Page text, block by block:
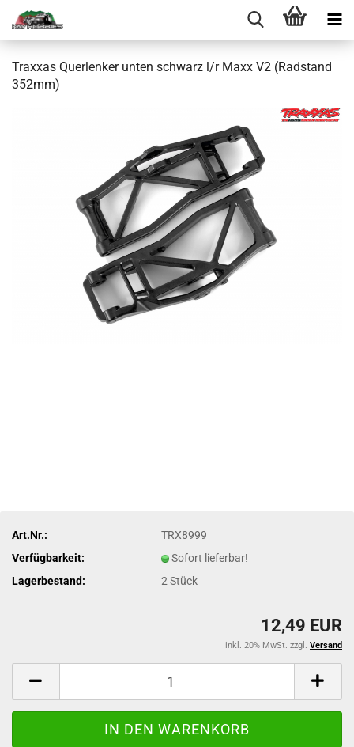
Traxxas Querlenker unten schwarz l/r Maxx V2 (Radstand
352mm)
Art.Nr.:
TRX8999
Verfügbarkeit:
Sofort lieferbar!
Lagerbestand:
2Stück
12,49 EUR
inkl. 20% MwSt. zzgl. Versand